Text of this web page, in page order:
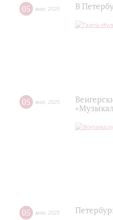
05 мая 2025 В
05 мая 2025
05 мая 2025